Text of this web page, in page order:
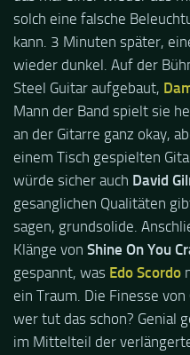
solch eine falsche
kann. 3 Minuten später,
wieder dunkel. Auf der
Steel Guitar aufgebaut,
Mann der Band spielt sie
an der Gitarre ganz okay,
einem Tisch gespielten
würde sicher auch David
gesanglichen Qualitäten
sagen, grundsolide.
Klänge von Shine On You
gespannt, was Edo Scordo
ein Traum. Die Finesse von
wer tut das schon? Genial
im Mittelteil der